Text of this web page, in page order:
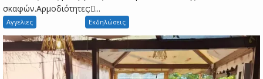
σκαφών.Αρμοδιότητες:...
Αγγελιες Εκδηλώσεις